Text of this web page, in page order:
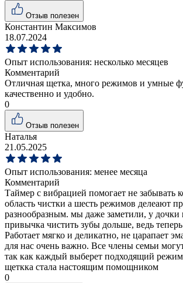
Отзыв полезен
Константин Максимов
18.07.2024
Опыт использования: несколько месяцев
Комментарий
Отличная щетка, много режимов и умные
качественно и удобно.
0
Отзыв полезен
Наталья
21.05.2025
Опыт использования: менее месяца
Комментарий
Таймер с вибрацией помогает не забывать
область чистки а шесть режимов делеают
разнообразным. мы даже заметили, у дочки
привычка чистить зубы дольше, ведь
Работает мягко и деликатно, не царапает
для нас очень важно. Все члены семьи
так как каждый выберет подходящий
щеткка стала настоящим помощником
0